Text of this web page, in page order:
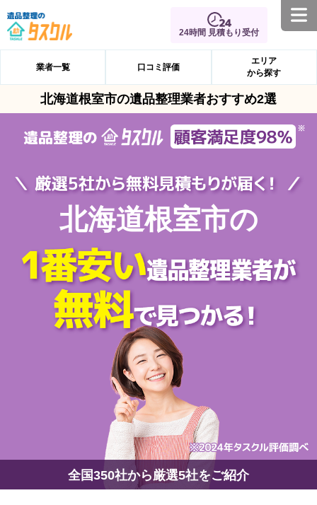
24時間 見積もり受付
業者一覧 口コミ評価
エリア
から探す
北海道根室市の遺品整理業者おすすめ2選
北海道根室市の
全国350社から厳選5社をご紹介